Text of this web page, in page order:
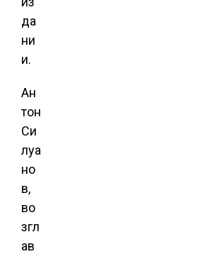
да
ни
и.
Ан
тон
Си
луа
но
в,
во
згл
ав